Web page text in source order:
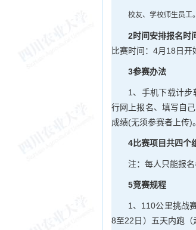
校友、学校师生员工。
2时间安排报名时
比赛时间：4月18日
3参赛办法
1、手机下载计步
行网上报名、填写自
成绩(无须参赛者上传)
4比赛项目共四个
注：每人只能报
5竞赛规程
1、110公里挑战
8至22日）五天内跑